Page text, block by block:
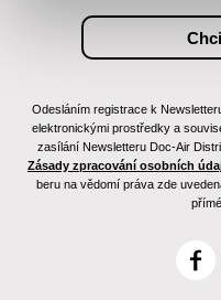
Odesláním registrace k
elektronickými prostředky a
zasílání Newsletteru Doc-Air
Zásady zpracování osobních
beru na vědomí práva zde
F